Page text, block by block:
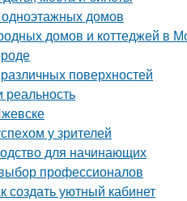
домов
домов и коттеджей в
поверхностей
у зрителей
для начинающих
профессионалов
создать уютный кабинет